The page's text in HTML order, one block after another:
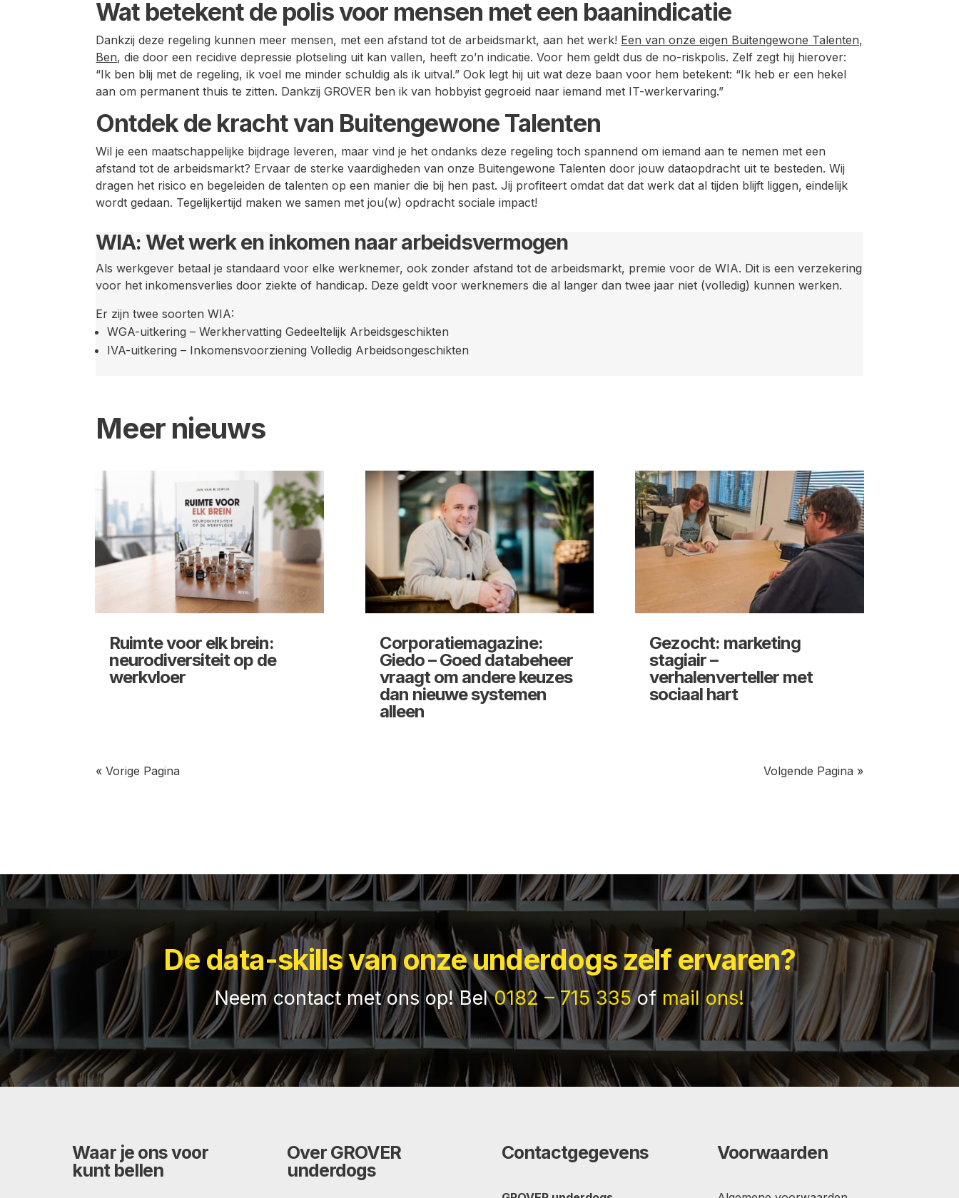
Wat betekent de polis voor mensen met een baanindicatie
Dankzij deze regeling kunnen meer mensen, met een afstand tot de arbeidsmarkt, aan het werk! Een van onze eigen Buitengewone Talenten,
Ben, die door een recidive depressie plotseling uit kan vallen, heeft zo’n indicatie. Voor hem geldt dus de no-riskpolis. Zelf zegt hij hierover:
“Ik ben blij met de regeling, ik voel me minder schuldig als ik uitval.” Ook legt hij uit wat deze baan voor hem betekent: “Ik heb er een hekel
aan om permanent thuis te zitten. Dankzij GROVER ben ik van hobbyist gegroeid naar iemand met IT-werkervaring.”
Ontdek de kracht van Buitengewone Talenten
Wil je een maatschappelijke bijdrage leveren, maar vind je het ondanks deze regeling toch spannend om iemand aan te nemen met een
afstand tot de arbeidsmarkt? Ervaar de sterke vaardigheden van onze Buitengewone Talenten door jouw dataopdracht uit te besteden. Wij
dragen het risico en begeleiden de talenten op een manier die bij hen past. Jij profiteert omdat dat dat werk dat al tijden blijft liggen, eindelijk
wordt gedaan. Tegelijkertijd maken we samen met jou(w) opdracht sociale impact!
WIA: Wet werk en inkomen naar arbeidsvermogen
Als werkgever betaal je standaard voor elke werknemer, ook zonder afstand tot de arbeidsmarkt, premie voor de WIA. Dit is een verzekering
voor het inkomensverlies door ziekte of handicap. Deze geldt voor werknemers die al langer dan twee jaar niet (volledig) kunnen werken.
Er zijn twee soorten WIA:
WGA-uitkering – Werkhervatting Gedeeltelijk Arbeidsgeschikten
IVA-uitkering – Inkomensvoorziening Volledig Arbeidsongeschikten
Meer nieuws
Ruimte voor elk brein:
neurodiversiteit op de
werkvloer
Corporatiemagazine:
Giedo – Goed databeheer
vraagt om andere keuzes
dan nieuwe systemen
alleen
Gezocht: marketing
stagiair –
verhalenverteller met
sociaal hart
« Vorige Pagina Volgende Pagina »
De data-skills van onze underdogs zelf ervaren?
Neem contact met ons op! Bel0182 – 715 335of mail ons!
Waar je ons voor
kunt bellen
Over GROVER
underdogs
Contactgegevens Voorwaarden